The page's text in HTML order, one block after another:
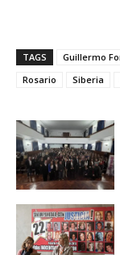
d
t
o
r
d
e
u
TAGS Guillermo
Rosario
Siberia